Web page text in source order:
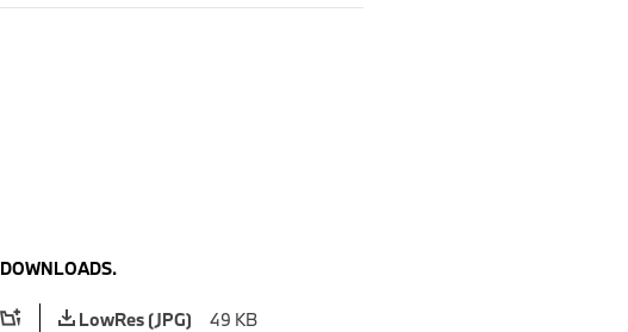
DOWNLOADS.
LowRes (JPG)
49 KB